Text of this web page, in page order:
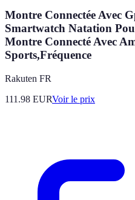
Montre Connectée Avec
Smartwatch Natation
Montre Connecté Avec
Sports,Fréquence
Rakuten FR
111.98 EURVoir le prix